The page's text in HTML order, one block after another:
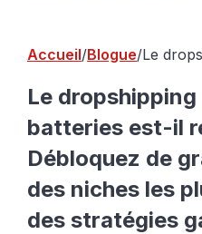
Accueil Blogue Le
des
des
Le
batteries est-il
Débloquez de
des niches les
des stratégies